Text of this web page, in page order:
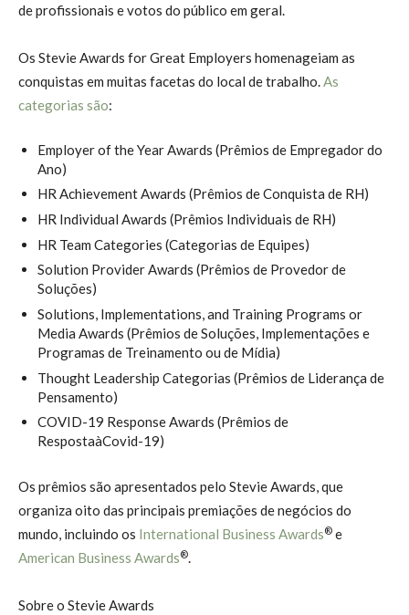
de profissionais e votos do público em geral.
Os Stevie Awards for Great Employers homenageiam as
conquistas em muitas facetas do local de trabalho.As
categorias são:
Employer of the Year Awards (Prêmios de Empregador do
Ano)
HR Achievement Awards (Prêmios de Conquista de RH)
HR Individual Awards (Prêmios Individuais de RH)
HR Team Categories (Categorias de Equipes)
Solution Provider Awards (Prêmios de Provedor de
Soluções)
Solutions, Implementations, and Training Programs or
Media Awards (Prêmios de Soluções, Implementações e
Programas de Treinamento ou de Mídia)
Thought Leadership Categorias (Prêmios de Liderança de
Pensamento)
COVID-19 Response Awards (Prêmios de
RespostaàCovid-19)
Os prêmios são apresentados pelo Stevie Awards, que
organiza oito das principais premiações de negócios do
mundo, incluindo os International Business Awards® e
American Business Awards®.
Sobre o Stevie Awards